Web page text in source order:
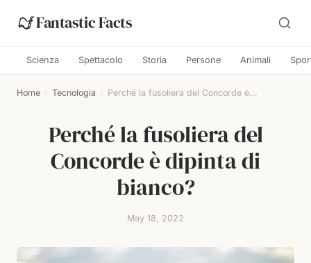
Fantastic Facts
Scienza Spettacolo Storia Persone Animali
Home › Tecnologia › Perché la fusoliera del Concorde è...
Perché la fusoliera del
Concorde è dipinta di
bianco?
May 18, 2022